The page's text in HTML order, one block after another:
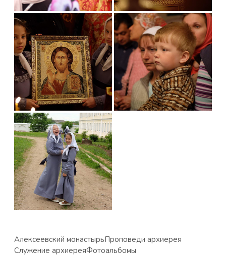
Алексеевский монастырьПроповеди архиерея
Служение архиереяФотоальбомы